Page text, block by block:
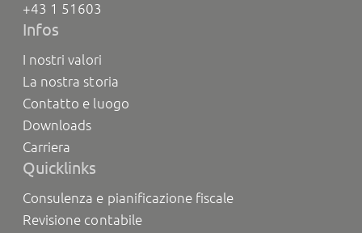
+43 1 51603
Infos
I nostri valori
La nostra storia
Contatto e luogo
Downloads
Carriera
Quicklinks
Consulenza e pianificazione fiscale
Revisione contabile